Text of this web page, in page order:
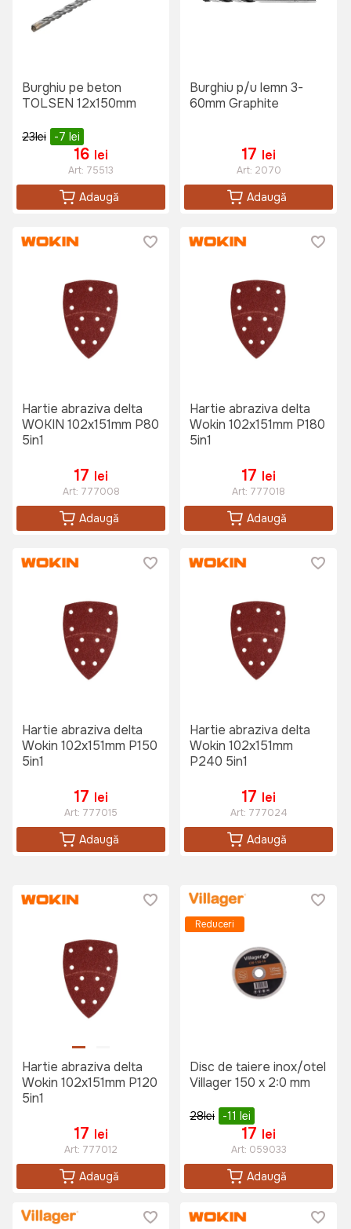
Burghiu pe beton
TOLSEN 12x150mm
23lei -7 lei
16 lei
Art: 75513
Adaugă
Burghiu p/u lemn 3-
60mm Graphite
17 lei
Art: 2070
Adaugă
Hartie abraziva delta
WOKIN 102x151mm P80
5in1
17 lei
Art: 777008
Adaugă
Hartie abraziva delta
Wokin 102x151mm P180
5in1
17 lei
Art: 777018
Adaugă
Hartie abraziva delta
Wokin 102x151mm P150
5in1
17 lei
Art: 777015
Adaugă
Hartie abraziva delta
Wokin 102x151mm
P240 5in1
17 lei
Art: 777024
Adaugă
Hartie abraziva delta
Wokin 102x151mm P120
5in1
17 lei
Art: 777012
Adaugă
Reduceri
Disc de taiere inox/otel
Villager 150 x 2:0 mm
28lei -11 lei
17 lei
Art: 059033
Adaugă